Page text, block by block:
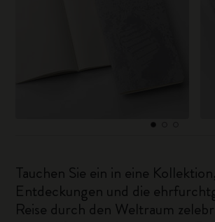
Tauchen Sie ein in eine
Entdeckungen und die
Reise durch den Weltraum